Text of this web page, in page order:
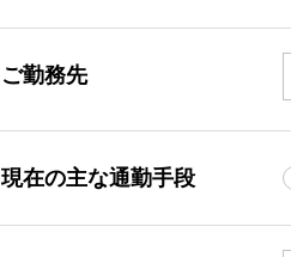
ご勤務先
現在の主な通勤手段